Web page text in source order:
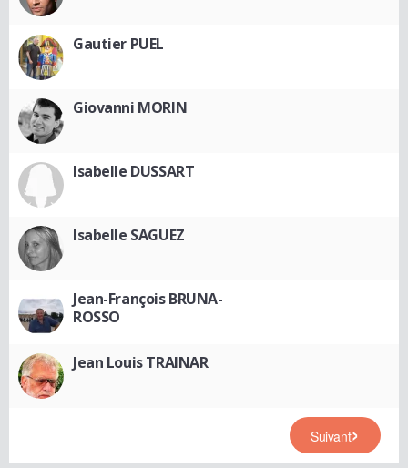
Gautier PUEL
Giovanni MORIN
Isabelle DUSSART
Isabelle SAGUEZ
Jean-François BRUNA-
ROSSO
Jean Louis TRAINAR
Suivant